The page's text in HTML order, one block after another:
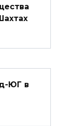
ЮГ в